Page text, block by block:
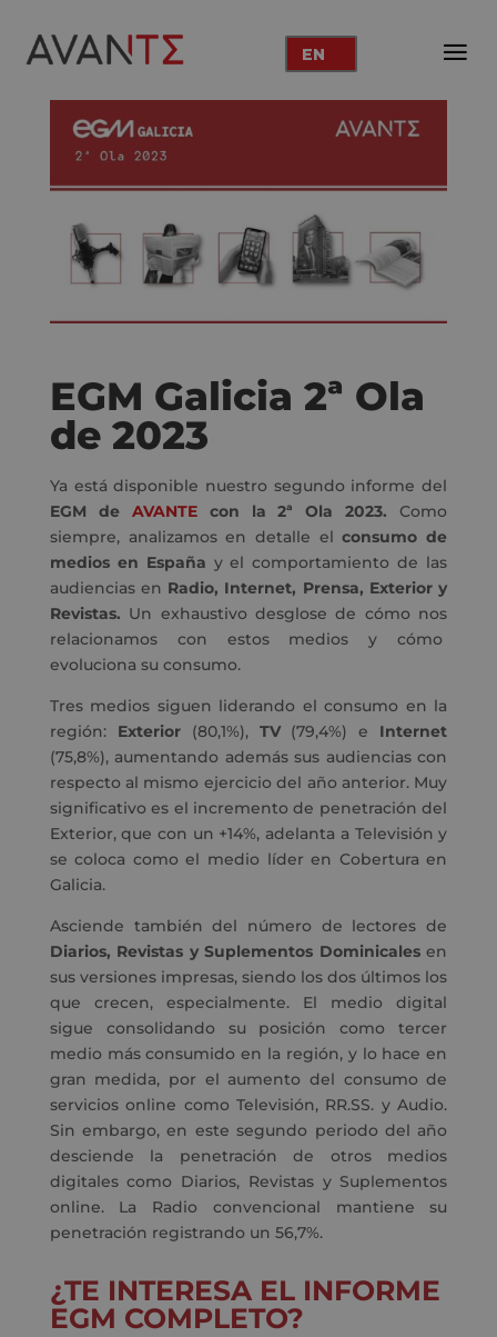
EN
EGM Galicia 2ª Ola
de 2023
Ya está disponible nuestro segundo informe del
EGM de AVANTEcon la 2ª Ola 2023.Como
siempre, analizamos en detalle elconsumo de
medios en España y el comportamiento de las
audiencias en Radio, Internet, Prensa, Exterior y
Revistas. Un exhaustivo desglose de cómo nos
relacionamos con estos medios y cómo
evoluciona su consumo.
Tres medios siguen liderando el consumo en la
región: Exterior(80,1%), TV(79,4%) e Internet
(75,8%), aumentando además sus audiencias con
respecto al mismo ejercicio del año anterior. Muy
significativo es el incremento de penetración del
Exterior, que con un +14%, adelanta a Televisión y
se coloca como el medio líder en Cobertura en
Galicia.
Asciende también del número de lectores de
Diarios, Revistas y Suplementos Dominicalesen
sus versiones impresas, siendo los dos últimos los
que crecen, especialmente. El medio digital
sigue consolidando su posición como tercer
medio más consumido en la región, y lo hace en
gran medida, por el aumento del consumo de
servicios online como Televisión, RR.SS. y Audio.
Sin embargo, en este segundo periodo del año
desciende la penetración de otros medios
digitales como Diarios, Revistas y Suplementos
online. La Radio convencional mantiene su
penetración registrando un 56,7%.
¿TE INTERESA EL INFORME
EGM COMPLETO?